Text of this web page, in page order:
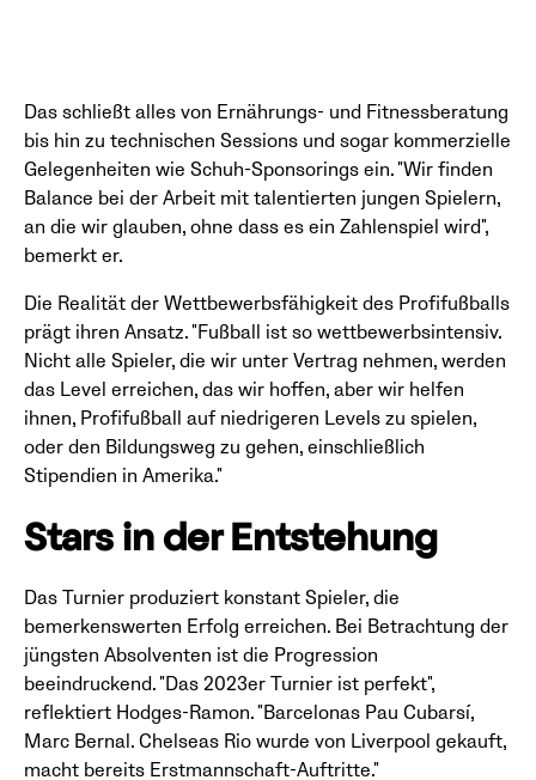
Das schließt alles von Ernährungs- und Fitnessberatung
bis hin zu technischen Sessions und sogar kommerzielle
Gelegenheiten wie Schuh-Sponsorings ein. "Wir finden
Balance bei der Arbeit mit talentierten jungen Spielern,
an die wir glauben, ohne dass es ein Zahlenspiel wird",
bemerkt er.
Die Realität der Wettbewerbsfähigkeit des Profifußballs
prägt ihren Ansatz. "Fußball ist so wettbewerbsintensiv.
Nicht alle Spieler, die wir unter Vertrag nehmen, werden
das Level erreichen, das wir hoffen, aber wir helfen
ihnen, Profifußball auf niedrigeren Levels zu spielen,
oder den Bildungsweg zu gehen, einschließlich
Stipendien in Amerika."
Stars in der Entstehung
Das Turnier produziert konstant Spieler, die
bemerkenswerten Erfolg erreichen. Bei Betrachtung der
jüngsten Absolventen ist die Progression
beeindruckend. "Das 2023er Turnier ist perfekt",
reflektiert Hodges-Ramon. "Barcelonas Pau Cubarsí,
Marc Bernal. Chelseas Rio wurde von Liverpool gekauft,
macht bereits Erstmannschaft-Auftritte."